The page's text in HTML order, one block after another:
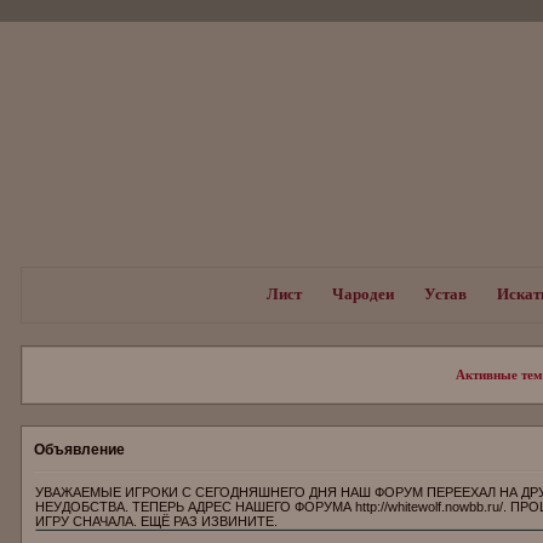
Лист Чародеи Устав
Активные
Объявление
УВАЖАЕМЫЕ ИГРОКИ С СЕГОДНЯШНЕГО ДНЯ НАШ ФОРУМ ПЕРЕЕХАЛ НА
НЕУДОБСТВА. ТЕПЕРЬ АДРЕС НАШЕГО ФОРУМА http://whitewolf.nowbb.ru/.
ИГРУ СНАЧАЛА. ЕЩЁ РАЗ ИЗВИНИТЕ.